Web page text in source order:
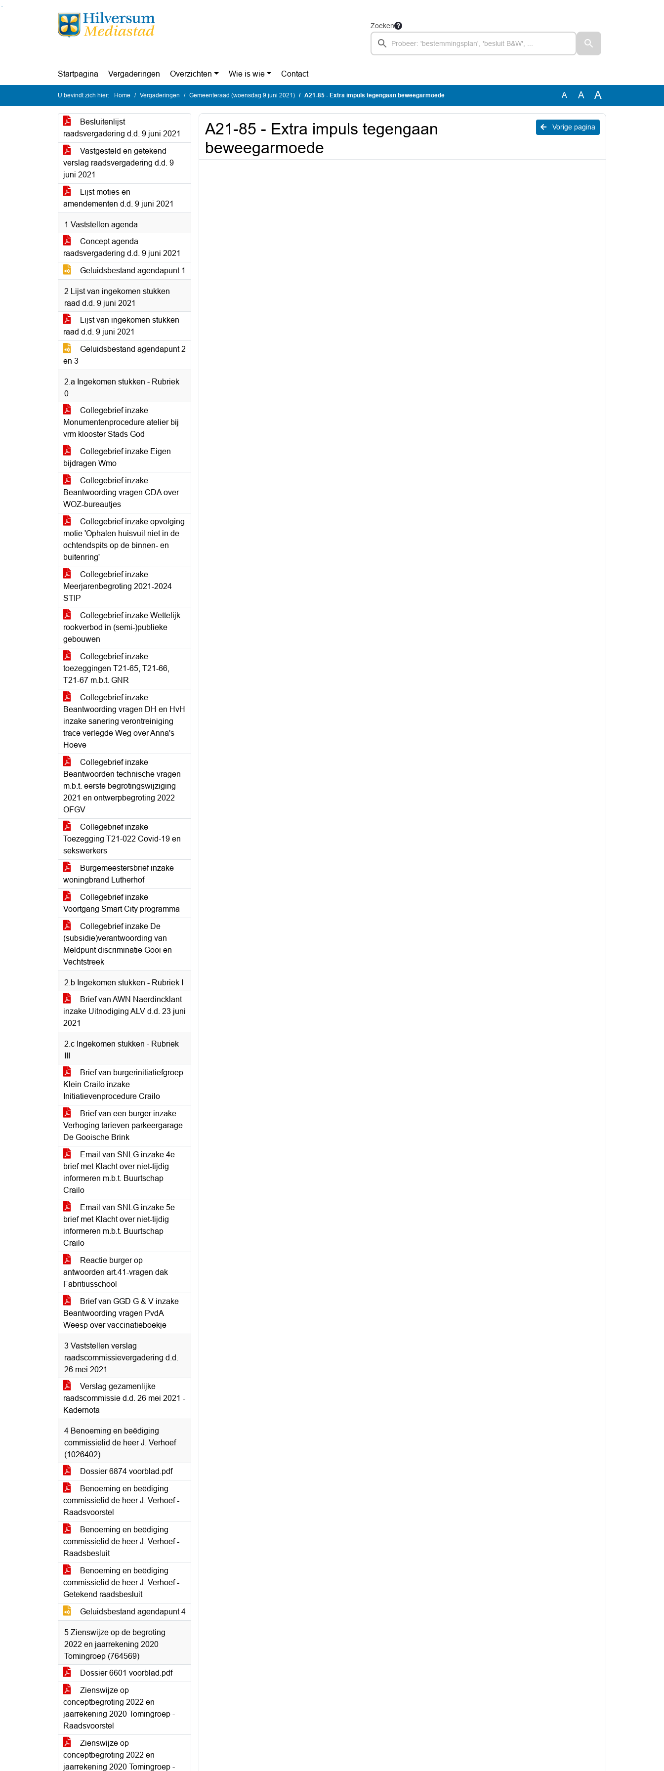
Ga naar de inhoud van deze pagina
Ga naar het zoeken
Ga naar het menu
Zoeken
Startpagina Vergaderingen Overzichten Wie is wie Contact
U bevindt zich hier: Home Vergaderingen Gemeenteraad (woensdag 9 juni 2021) A21-85 - Extra impuls tegengaan beweegarmoede A A A
Besluitenlijst
raadsvergadering d.d. 9 juni 2021
Vastgesteld en getekend
verslag raadsvergadering d.d. 9
juni 2021
Lijst moties en
amendementen d.d. 9 juni 2021
1 Vaststellen agenda
Concept agenda
raadsvergadering d.d. 9 juni 2021
Geluidsbestand agendapunt 1
2 Lijst van ingekomen stukken
raad d.d. 9 juni 2021
Lijst van ingekomen stukken
raad d.d. 9 juni 2021
Geluidsbestand agendapunt 2
en 3
2.a Ingekomen stukken - Rubriek
0
Collegebrief inzake
Monumentenprocedure atelier bij
vrm klooster Stads God
Collegebrief inzake Eigen
bijdragen Wmo
Collegebrief inzake
Beantwoording vragen CDA over
WOZ-bureautjes
Collegebrief inzake opvolging
motie 'Ophalen huisvuil niet in de
ochtendspits op de binnen- en
buitenring'
Collegebrief inzake
Meerjarenbegroting 2021-2024
STIP
Collegebrief inzake Wettelijk
rookverbod in (semi-)publieke
gebouwen
Collegebrief inzake
toezeggingen T21-65, T21-66,
T21-67 m.b.t. GNR
Collegebrief inzake
Beantwoording vragen DH en HvH
inzake sanering verontreiniging
trace verlegde Weg over Anna's
Hoeve
Collegebrief inzake
Beantwoorden technische vragen
m.b.t. eerste begrotingswijziging
2021 en ontwerpbegroting 2022
OFGV
Collegebrief inzake
Toezegging T21-022 Covid-19 en
sekswerkers
Burgemeestersbrief inzake
woningbrand Lutherhof
Collegebrief inzake
Voortgang Smart City programma
Collegebrief inzake De
(subsidie)verantwoording van
Meldpunt discriminatie Gooi en
Vechtstreek
2.b Ingekomen stukken - Rubriek I
Brief van AWN Naerdincklant
inzake Uitnodiging ALV d.d. 23 juni
2021
2.c Ingekomen stukken - Rubriek
Brief van burgerinitiatiefgroep
Klein Crailo inzake
Initiatievenprocedure Crailo
Brief van een burger inzake
Verhoging tarieven parkeergarage
De Gooische Brink
Email van SNLG inzake 4e
brief met Klacht over niet-tijdig
informeren m.b.t. Buurtschap
Crailo
Email van SNLG inzake 5e
brief met Klacht over niet-tijdig
informeren m.b.t. Buurtschap
Crailo
Reactie burger op
antwoorden art.41-vragen dak
Fabritiusschool
Brief van GGD G & V inzake
Beantwoording vragen PvdA
Weesp over vaccinatieboekje
3 Vaststellen verslag
raadscommissievergadering d.d.
26 mei 2021
Verslag gezamenlijke
raadscommissie d.d. 26 mei 2021 -
Kadernota
4 Benoeming en beëdiging
commissielid de heer J. Verhoef
(1026402)
Dossier 6874 voorblad.pdf
Benoeming en beëdiging
commissielid de heer J. Verhoef -
Raadsvoorstel
Benoeming en beëdiging
commissielid de heer J. Verhoef -
Raadsbesluit
Benoeming en beëdiging
commissielid de heer J. Verhoef -
Getekend raadsbesluit
Geluidsbestand agendapunt 4
5 Zienswijze op de begroting
2022 en jaarrekening 2020
Tomingroep (764569)
Dossier 6601 voorblad.pdf
Zienswijze op
conceptbegroting 2022 en
jaarrekening 2020 Tomingroep -
Raadsvoorstel
Zienswijze op
conceptbegroting 2022 en
jaarrekening 2020 Tomingroep -
Vorige pagina
A21-85 - Extra impuls tegengaan
beweegarmoede